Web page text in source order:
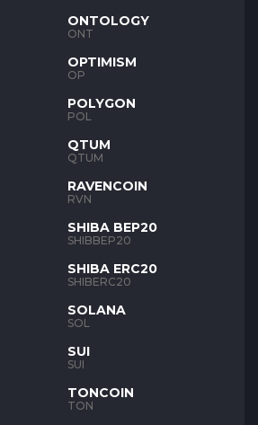
ONTOLOGY
ONT
OPTIMISM
OP
POLYGON
POL
QTUM
QTUM
RAVENCOIN
RVN
SHIBA BEP20
SHIBBEP20
SHIBA ERC20
SHIBERC20
SOLANA
SOL
SUI
SUI
TONCOIN
TON